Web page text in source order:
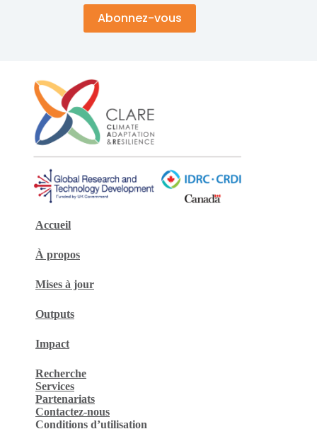
Accueil
À propos
Mises à jour
Outputs
Impact
Recherche
Services
Partenariats
Contactez-nous
Conditions d’utilisation